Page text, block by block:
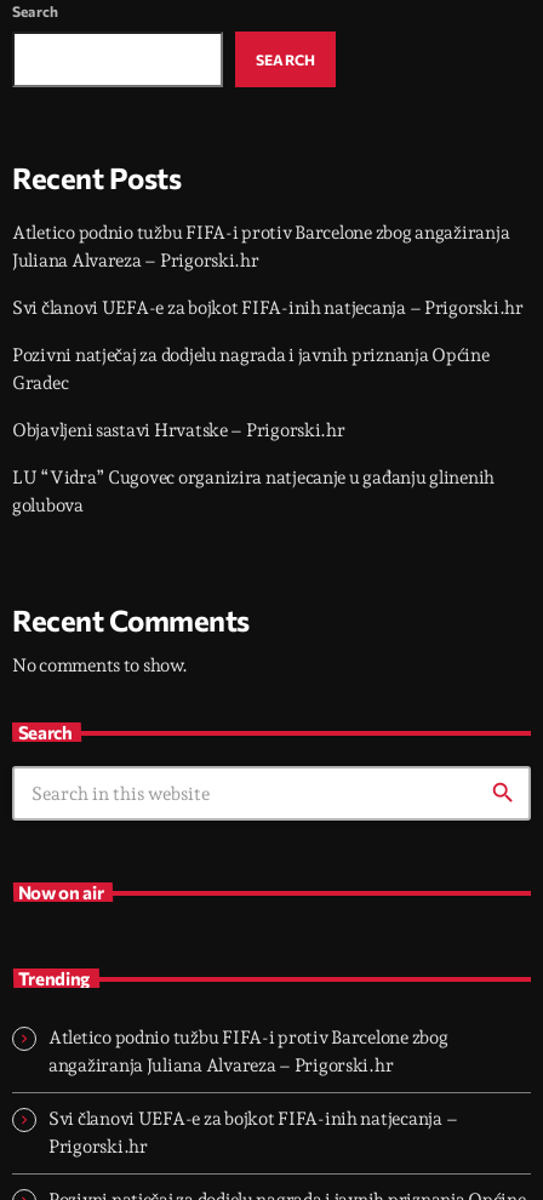
Search
SEARCH
Recent Posts
Atletico podnio tužbu FIFA-i protiv Barcelone zbog angažiranja
Juliana Alvareza – Prigorski.hr
Svi članovi UEFA-e za bojkot FIFA-inih natjecanja – Prigorski.hr
Pozivni natječaj za dodjelu nagrada i javnih priznanja Općine
Gradec
Objavljeni sastavi Hrvatske – Prigorski.hr
LU “Vidra” Cugovec organizira natjecanje u gađanju glinenih
golubova
Recent Comments
No comments to show.
Search
search
Now on air
Trending
Atletico podnio tužbu FIFA-i protiv Barcelone zbog
angažiranja Juliana Alvareza – Prigorski.hr
Svi članovi UEFA-e za bojkot FIFA-inih natjecanja –
Prigorski.hr